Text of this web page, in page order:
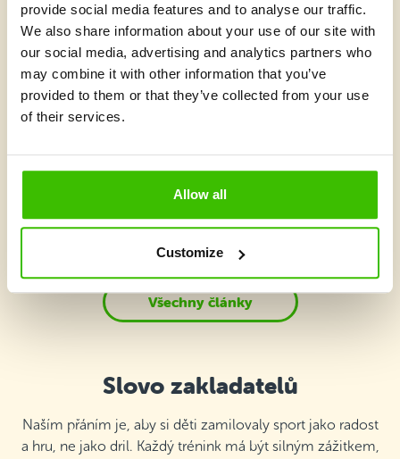
provide social media features and to analyse our traffic.
We also share information about your use of our site with
our social media, advertising and analytics partners who
may combine it with other information that you’ve
provided to them or that they’ve collected from your use
of their services.
Allow all
Customize
2 minuty
Karel Kovář v podcastu Děti a pohyb: Pohyb
Jak dostat více pohybu do běžného dne dětí? Podle předsedy
Národní sportovní agentury nemusíme čekat jen na další
Všechny články
Slovo zakladatelů
Naším přáním je, aby si děti zamilovaly sport jako radost
a hru, ne jako dril. Každý trénink má být silným zážitkem,